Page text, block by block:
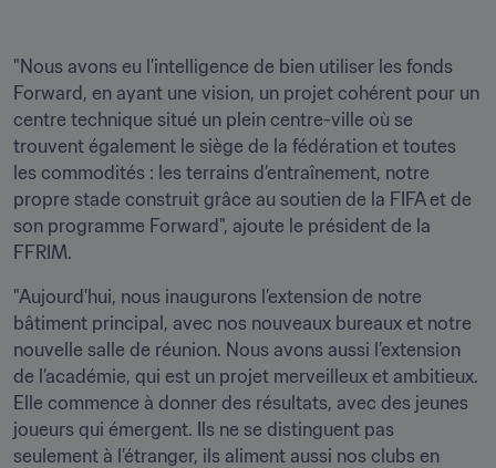
"Nous avons eu l’intelligence de bien utiliser les fonds
Forward, en ayant une vision, un projet cohérent pour un
centre technique situé un plein centre-ville où se
trouvent également le siège de la fédération et toutes
les commodités : les terrains d’entraînement, notre
propre stade construit grâce au soutien de la FIFA et de
son programme Forward", ajoute le président de la
FFRIM.
"Aujourd'hui, nous inaugurons l’extension de notre
bâtiment principal, avec nos nouveaux bureaux et notre
nouvelle salle de réunion. Nous avons aussi l’extension
de l’académie, qui est un projet merveilleux et ambitieux.
Elle commence à donner des résultats, avec des jeunes
joueurs qui émergent. Ils ne se distinguent pas
seulement à l’étranger, ils aliment aussi nos clubs en